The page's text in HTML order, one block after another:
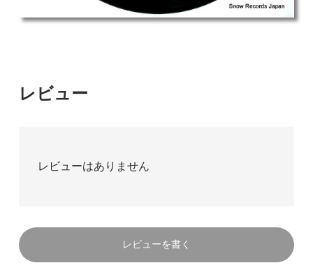
レビュー
レビューはありません
レビューを書く